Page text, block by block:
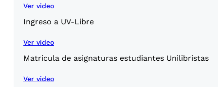
Ver video
Ingreso a UV-Libre
Ver video
Matricula de asignaturas estudiantes Unilibristas
Ver video